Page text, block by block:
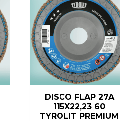
DISCO FLAP 27A
115X22,23 60
TYROLIT PREMIUM